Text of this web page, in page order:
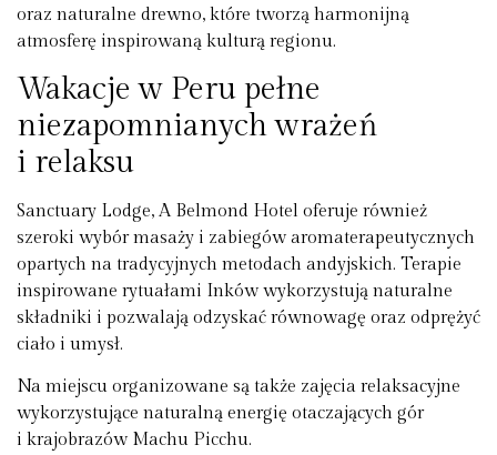
oraz naturalne drewno, które tworzą harmonijną
atmosferę inspirowaną kulturą regionu.
Wakacje w Peru pełne
niezapomnianych wrażeń
i relaksu
Sanctuary Lodge, A Belmond Hotel oferuje również
szeroki wybór masaży i zabiegów aromaterapeutycznych
opartych na tradycyjnych metodach andyjskich. Terapie
inspirowane rytuałami Inków wykorzystują naturalne
składniki i pozwalają odzyskać równowagę oraz odprężyć
ciało i umysł.
Na miejscu organizowane są także zajęcia relaksacyjne
wykorzystujące naturalną energię otaczających gór
i krajobrazów Machu Picchu.